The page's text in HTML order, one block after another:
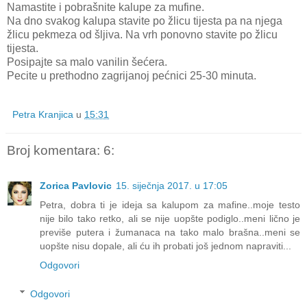
Namastite i pobrašnite kalupe za mufine.
Na dno svakog kalupa stavite po žlicu tijesta pa na njega
žlicu pekmeza od šljiva. Na vrh ponovno stavite po žlicu
tijesta.
Posipajte sa malo vanilin šećera.
Pecite u prethodno zagrijanoj pećnici 25-30 minuta.
Petra Kranjica u 15:31
Broj komentara: 6:
Zorica Pavlovic 15. siječnja 2017. u 17:05
Petra, dobra ti je ideja sa kalupom za mafine..moje testo
nije bilo tako retko, ali se nije uopšte podiglo..meni lično je
previše putera i žumanaca na tako malo brašna..meni se
uopšte nisu dopale, ali ću ih probati još jednom napraviti...
Odgovori
Odgovori